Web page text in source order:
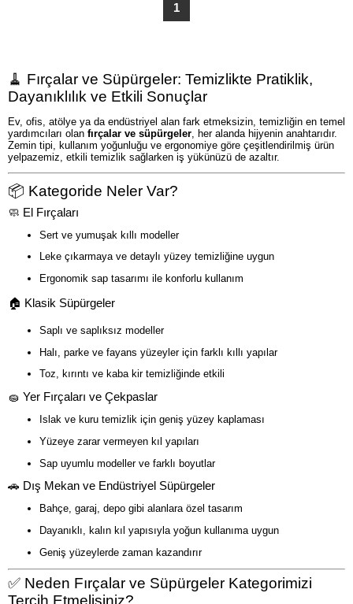
1
🧹 Fırçalar ve Süpürgeler: Temizlikte Pratiklik,
Dayanıklılık ve Etkili Sonuçlar
Ev, ofis, atölye ya da endüstriyel alan fark etmeksizin, temizliğin en temel
yardımcıları olan fırçalar ve süpürgeler , her alanda hijyenin anahtarıdır.
Zemin tipi, kullanım yoğunluğu ve ergonomiye göre çeşitlendirilmiş ürün
yelpazemiz, etkili temizlik sağlarken iş yükünüzü de azaltır.
📦 Kategoride Neler Var?
🧼 El Fırçaları
Sert ve yumuşak kıllı modeller
Leke çıkarmaya ve detaylı yüzey temizliğine uygun
Ergonomik sap tasarımı ile konforlu kullanım
🏠 Klasik Süpürgeler
Saplı ve saplıksız modeller
Halı, parke ve fayans yüzeyler için farklı kıllı yapılar
Toz, kırıntı ve kaba kir temizliğinde etkili
🧽 Yer Fırçaları ve Çekpaslar
Islak ve kuru temizlik için geniş yüzey kaplaması
Yüzeye zarar vermeyen kıl yapıları
Sap uyumlu modeller ve farklı boyutlar
🚗 Dış Mekan ve Endüstriyel Süpürgeler
Bahçe, garaj, depo gibi alanlara özel tasarım
Dayanıklı, kalın kıl yapısıyla yoğun kullanıma uygun
Geniş yüzeylerde zaman kazandırır
✅ Neden Fırçalar ve Süpürgeler Kategorimizi
Tercih Etmelisiniz?